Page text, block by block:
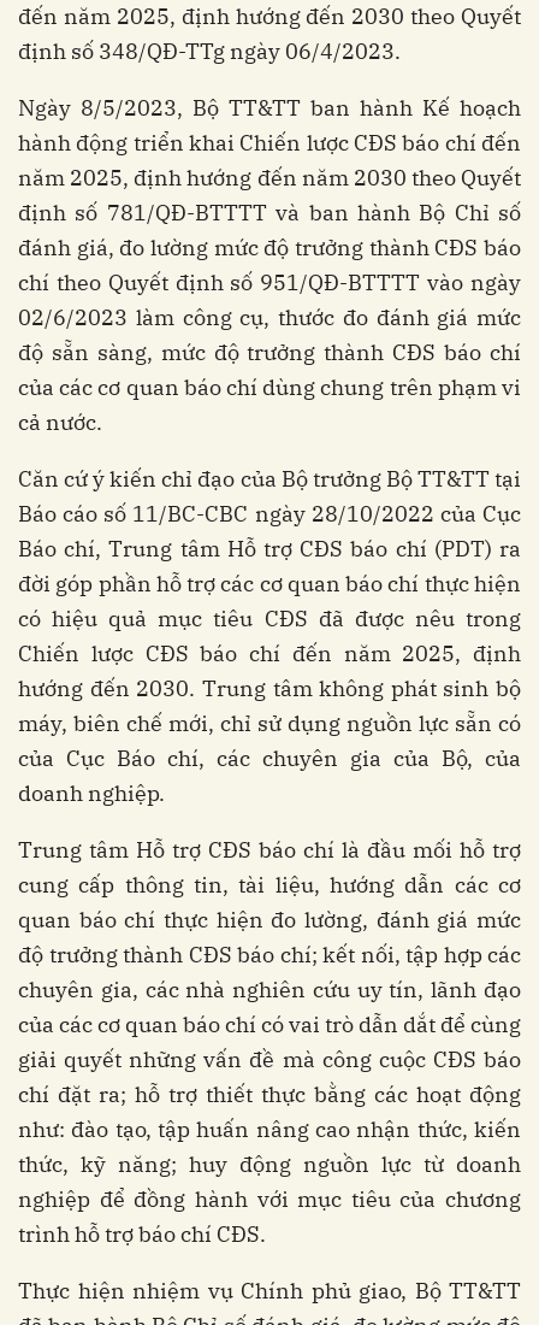
đến năm 2025, định hướng đến 2030 theo Quyết
định số 348/QĐ-TTg ngày 06/4/2023.
Ngày 8/5/2023, Bộ TT&TT ban hành Kế hoạch
hành động triển khai Chiến lược CĐS báo chí đến
năm 2025, định hướng đến năm 2030 theo Quyết
định số 781/QĐ-BTTTT và ban hành Bộ Chỉ số
đánh giá, đo lường mức độ trưởng thành CĐS báo
chí theo Quyết định số 951/QĐ-BTTTT vào ngày
02/6/2023 làm công cụ, thước đo đánh giá mức
độ sẵn sàng, mức độ trưởng thành CĐS báo chí
của các cơ quan báo chí dùng chung trên phạm vi
cả nước.
Căn cứ ý kiến chỉ đạo của Bộ trưởng Bộ TT&TT tại
Báo cáo số 11/BC-CBC ngày 28/10/2022 của Cục
Báo chí, Trung tâm Hỗ trợ CĐS báo chí (PDT) ra
đời góp phần hỗ trợ các cơ quan báo chí thực hiện
có hiệu quả mục tiêu CĐS đã được nêu trong
Chiến lược CĐS báo chí đến năm 2025, định
hướng đến 2030. Trung tâm không phát sinh bộ
máy, biên chế mới, chỉ sử dụng nguồn lực sẵn có
của Cục Báo chí, các chuyên gia của Bộ, của
doanh nghiệp.
Trung tâm Hỗ trợ CĐS báo chí là đầu mối hỗ trợ
cung cấp thông tin, tài liệu, hướng dẫn các cơ
quan báo chí thực hiện đo lường, đánh giá mức
độ trưởng thành CĐS báo chí; kết nối, tập hợp các
chuyên gia, các nhà nghiên cứu uy tín, lãnh đạo
của các cơ quan báo chí có vai trò dẫn dắt để cùng
giải quyết những vấn đề mà công cuộc CĐS báo
chí đặt ra; hỗ trợ thiết thực bằng các hoạt động
như: đào tạo, tập huấn nâng cao nhận thức, kiến
thức, kỹ năng; huy động nguồn lực từ doanh
nghiệp để đồng hành với mục tiêu của chương
trình hỗ trợ báo chí CĐS.
Thực hiện nhiệm vụ Chính phủ giao, Bộ TT&TT